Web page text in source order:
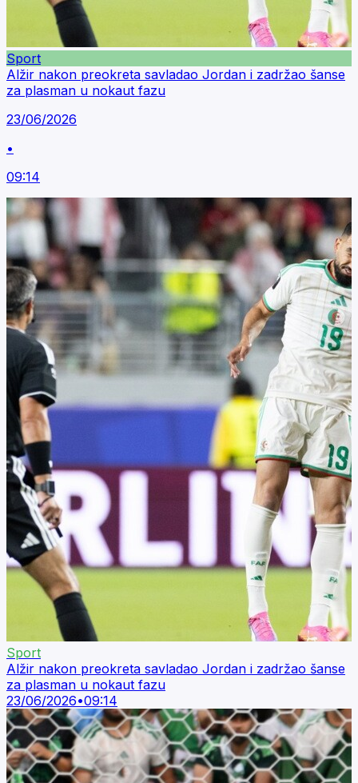
Sport
Alžir nakon preokreta savladao Jordan i zadržao šanse
za plasman u nokaut fazu
23/06/2026
•
09:14
Sport
Alžir nakon preokreta savladao Jordan i zadržao šanse
za plasman u nokaut fazu
23/06/2026•09:14